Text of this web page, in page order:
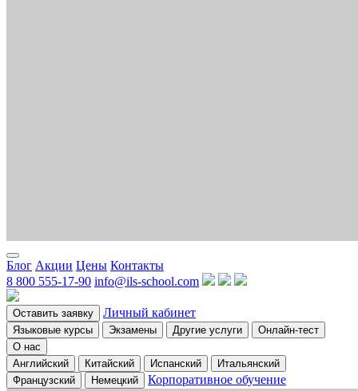
Блог Акции Цены Контакты
8 800 555-17-90 info@ils-school.com
Оставить заявку Личный кабинет
Языковые курсы Экзамены Другие услуги
Онлайн-тест
О нас
Английский
Китайский Испанский
Итальянский
Французский
Немецкий Корпоративное обучение